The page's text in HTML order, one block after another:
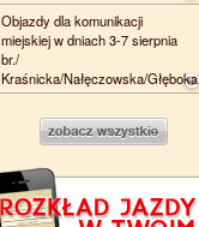
Objazdy dla komunikacji
miejskiej w dniach 3-7 sierpnia
br./
Kraśnicka/Nałęczowska/Głęboka